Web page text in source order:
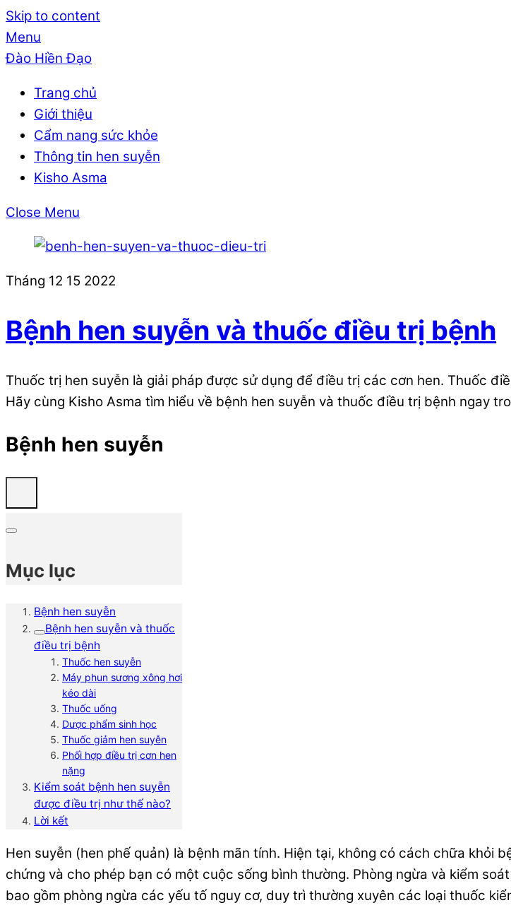
Skip to content
Menu
Đào Hiền Đạo
Trang chủ
Giới thiệu
Cẩm nang sức khỏe
Thông tin hen suyễn
Kisho Asma
Close Menu
Tháng 12 15 2022
Bệnh hen suyễn và thuốc điều trị bệnh
Thuốc trị hen suyễn là giải pháp được sử dụng để điều trị các cơn hen. Thuốc
Hãy cùng Kisho Asma tìm hiểu về bệnh hen suyễn và thuốc điều trị bệnh ngay
Bệnh hen suyễn
Mục lục
Bệnh hen suyễn
Bệnh hen suyễn và thuốc
điều trị bệnh
Thuốc hen suyễn
Máy phun sương xông hơi
kéo dài
Thuốc uống
Dược phẩm sinh học
Thuốc giảm hen suyễn
Phối hợp điều trị cơn hen
nặng
Kiểm soát bệnh hen suyễn
được điều trị như thế nào?
Lời kết
Hen suyễn (hen phế quản) là bệnh mãn tính. Hiện tại, không có cách chữa khỏi
chứng và cho phép bạn có một cuộc sống bình thường. Phòng ngừa và kiểm
bao gồm phòng ngừa các yếu tố nguy cơ, duy trì thường xuyên các loại thuốc